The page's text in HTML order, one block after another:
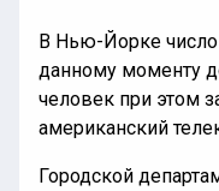
В Нью-Йорке число
данному моменту
человек при этом
американский
Городской